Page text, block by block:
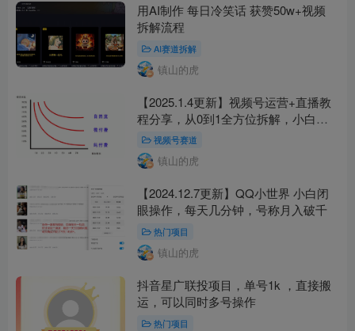
用AI制作 每日冷笑话 获赞50w+视频
拆解流程
AI赛道拆解
镇山的虎
【2025.1.4更新】视频号运营+直播教
程分享，从0到1全方位拆解，小白轻
松实操
视频号赛道
镇山的虎
【2024.12.7更新】QQ小世界 小白闭
眼操作，每天几分钟，号称月入破千
热门项目
镇山的虎
抖音星广联投项目，单号1k ，直接搬
运，可以同时多号操作
热门项目